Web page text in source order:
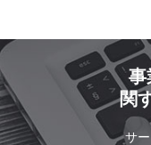
事
関
サ